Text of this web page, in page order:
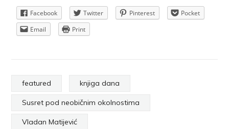
Facebook Twitter Pinterest
Pocket
Email
Print
featured knjiga dana
Susret pod neobičnim okolnostima
Vladan Matijević